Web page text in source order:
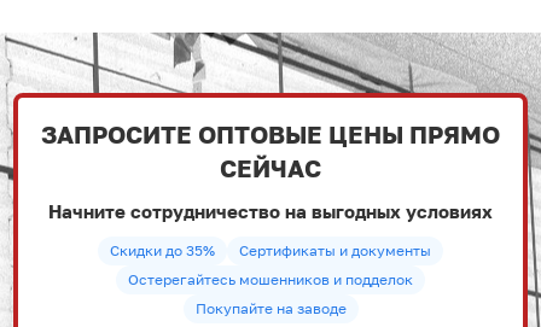
ЗАПРОСИТЕ ОПТОВЫЕ ЦЕНЫ ПРЯМО
СЕЙЧАС
Начните сотрудничество на выгодных условиях
Скидки до 35%
Сертификаты и документы
Остерегайтесь мошенников и подделок
Покупайте на заводе